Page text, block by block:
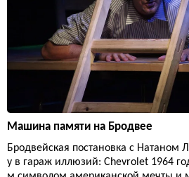
Машина памяти на Бродвее
Бродвейская постановка с Натаном
у в гараж иллюзий: Chevrolet 1964